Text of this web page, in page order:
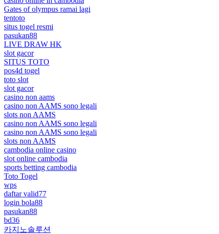
Gates of olympus ramai lagi
tentoto
situs togel resmi
pasukan88
LIVE DRAW HK
slot gacor
SITUS TOTO
pos4d togel
toto slot
slot gacor
casino non aams
casino non AAMS sono legali
slots non AAMS
casino non AAMS sono legali
casino non AAMS sono legali
slots non AAMS
cambodia online casino
slot online cambodia
sports betting cambodia
Toto Togel
wps
daftar valid77
login bola88
pasukan88
bd36
카지노솔루션